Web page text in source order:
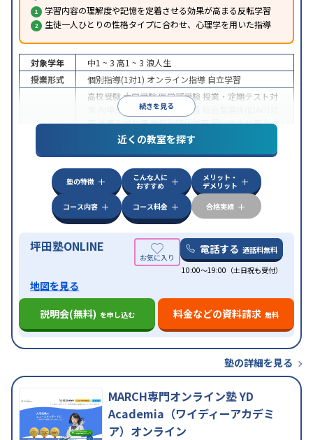
学習内容の理解度や記憶を定着させる効果が高まる反転学習
生徒一人ひとりの性格タイプに合わせ、心理学を用いた指導
続きを見る
対象学年 中1 ~ 3 高1 ~ 3 浪人生
授業形式
個別指導(1対1) オンライン指導 自立学習
高校受験大学受験医学部受験 授業・定期テスト対
内申点対策学習習慣の定着
策推薦入試対策学校別特化対策国公立大対策私大
共通テスト対策英検(英語検定)対策
その
特徴
中高一貫校生に対応授業の振替可能 不登校生に対
学習にPC・タブレットを利用オンライン対応
科目から受講可能季節講習のみの受講可発達障害
の子どもに対応
近くの教室を探す
塾の特徴
こんな人に
おすすめ
メリット・
デメリット
コース内容
コース料金 合格実績
坪田塾ONLINE 電話する 通話料無料
10:00～19:00（土日祝も受付）
地図を見る
説明会(無料) を申し込む 料金などの資料請求 無料
塾の詳細を見る
MARCH専門オンライン塾 YD
Academia（ワイディーアカデミ
ア）オンライン